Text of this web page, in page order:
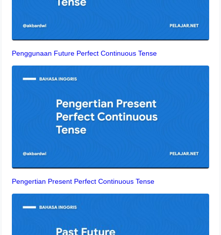
Penggunaan Future Perfect Continuous Tense
Pengertian Present Perfect Continuous Tense